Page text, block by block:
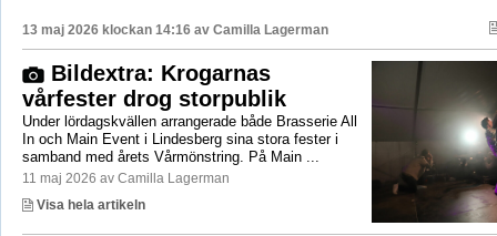
13 maj 2026 klockan 14:16 av Camilla Lagerman
Bildextra: Krogarnas
vårfester drog storpublik
Under lördagskvällen arrangerade både Brasserie All
In och Main Event i Lindesberg sina stora fester i
samband med årets Vårmönstring. På Main ...
11 maj 2026 av Camilla Lagerman
Visa hela artikeln